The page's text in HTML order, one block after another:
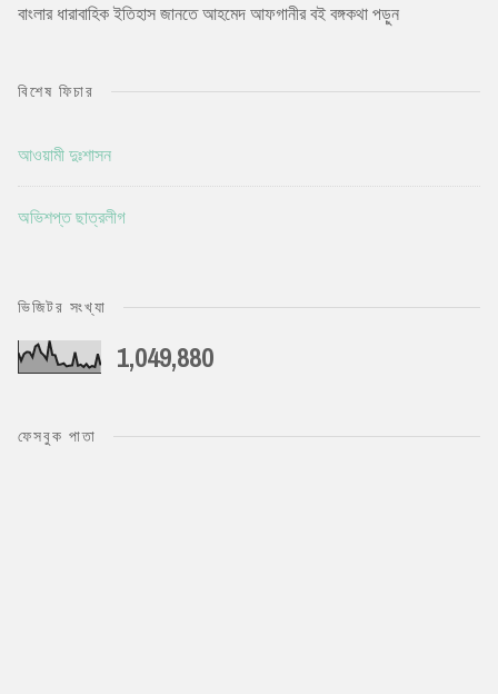
বাংলার ধারাবাহিক ইতিহাস জানতে আহমেদ আফগানীর বই বঙ্গকথা পড়ুন
বিশেষ ফিচার
আওয়ামী দুঃশাসন
অভিশপ্ত ছাত্রলীগ
ভিজিটর সংখ্যা
1,049,880
ফেসবুক পাতা